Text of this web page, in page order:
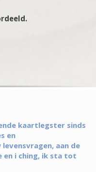
kaartlegster sinds
en
aan de
en i ching, ik sta tot